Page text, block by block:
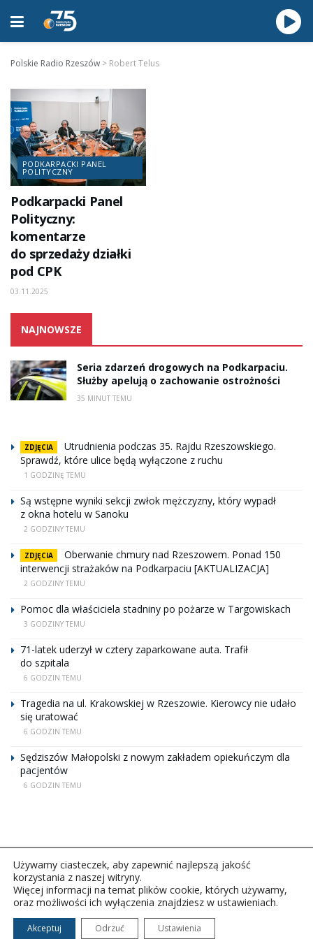
Polskie Radio Rzeszów > Robert Telus
PODKARPACKI PANEL
POLITYCZNY
Podkarpacki Panel
Polityczny:
komentarze
do sprzedaży działki
pod CPK
03.11.2025
NAJNOWSZE
Seria zdarzeń drogowych na Podkarpaciu.
Służby apelują o zachowanie ostrożności
35 MINUT TEMU
ZDJĘCIA
Utrudnienia podczas 35. Rajdu Rzeszowskiego.
Sprawdź, które ulice będą wyłączone z ruchu
1 GODZINĘ TEMU
Są wstępne wyniki sekcji zwłok mężczyzny, który wypadł
z okna hotelu w Sanoku
2 GODZINY TEMU
ZDJĘCIA
Oberwanie chmury nad Rzeszowem. Ponad 150
interwencji strażaków na Podkarpaciu [AKTUALIZACJA]
2 GODZINY TEMU
Pomoc dla właściciela stadniny po pożarze w Targowiskach
3 GODZINY TEMU
71-latek uderzył w cztery zaparkowane auta. Trafił
do szpitala
6 GODZIN TEMU
Tragedia na ul. Krakowskiej w Rzeszowie. Kierowcy nie udało
się uratować
6 GODZIN TEMU
Sędziszów Małopolski z nowym zakładem opiekuńczym dla
pacjentów
6 GODZIN TEMU
Copyright © 2026Polskie Radio Rzeszów S.A. w likwidacj.
Wszelkie prawa zastrzeżone.
Używamy ciasteczek, aby zapewnić najlepszą jakość
korzystania z naszej witryny.
Więcej informacji na temat plików cookie, których używamy,
oraz możliwości ich wyłączenia znajdziesz w ustawieniach.
Akceptuj Odrzuć Ustawienia